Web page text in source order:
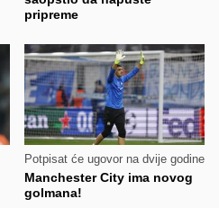
pripreme
Potpisat će ugovor na dvije godine
Manchester City ima novog
golmana!